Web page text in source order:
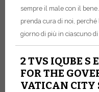
sempre il male con il
prenda cura di noi,
giorno di più in ciascuno di
2 TVS IQUBE S
FOR THE
VATICAN CITY